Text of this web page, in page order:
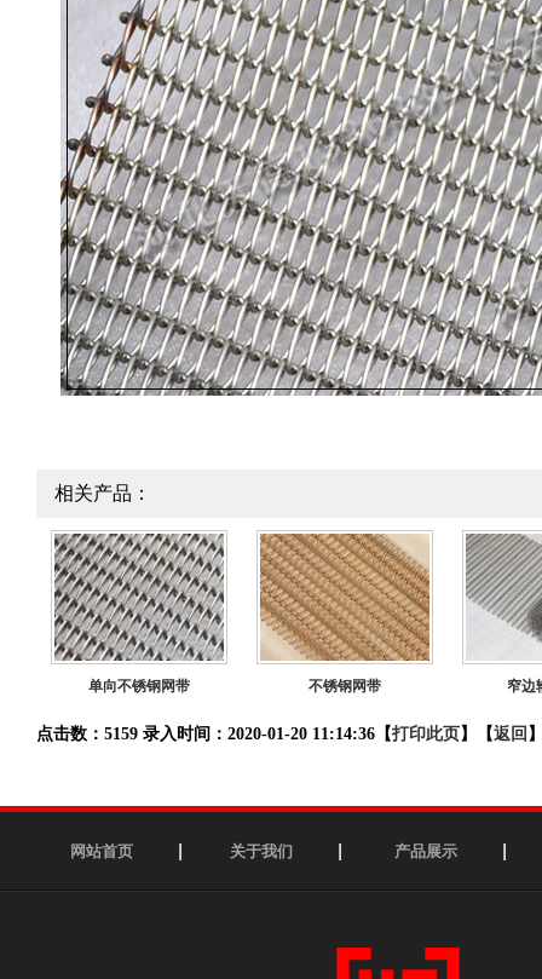
相关产品：
单向不锈钢网带 不锈钢网带 窄边
点击数：5159 录入时间：2020-01-20 11:14:36【打印此页】【返回
网站首页 关于我们 产品展示